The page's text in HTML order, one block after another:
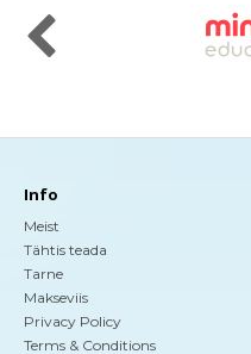
Info
Meist
Tähtis teada
Tarne
Makseviis
Privacy Policy
Terms & Conditions